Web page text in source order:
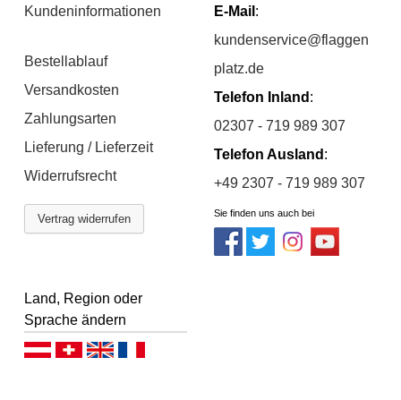
Kundeninformationen
Bestellablauf
Versandkosten
Zahlungsarten
Lieferung / Lieferzeit
Widerrufsrecht
Vertrag widerrufen
E-Mail :
kundenservice@flaggen
platz.de
Telefon Inland :
02307 - 719 989 307
Telefon Ausland :
+49 2307 - 719 989 307
Sie finden uns auch bei
Land, Region oder
Sprache ändern
Deutsch (AT)Deutsch (CH)